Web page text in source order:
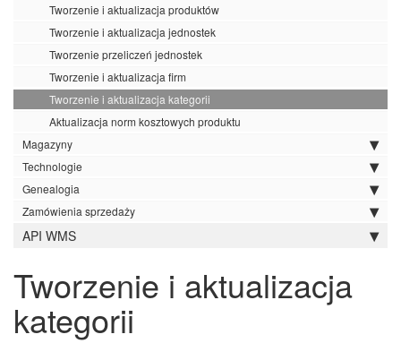
Tworzenie i aktualizacja produktów
Tworzenie i aktualizacja jednostek
Tworzenie przeliczeń jednostek
Tworzenie i aktualizacja firm
Tworzenie i aktualizacja kategorii
Aktualizacja norm kosztowych produktu
Magazyny
Technologie
Genealogia
Zamówienia sprzedaży
API WMS
Tworzenie i aktualizacja
kategorii